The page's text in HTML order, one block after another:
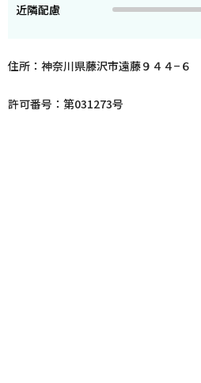
近隣配慮
住所：神奈川県藤沢市遠藤９４４−６
許可番号：第031273号